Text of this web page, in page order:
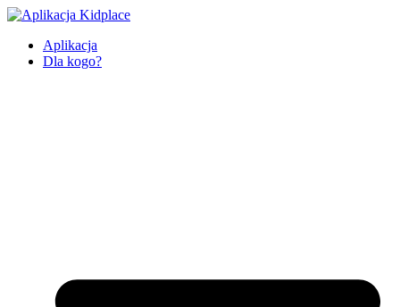
Aplikacja
Dla kogo?